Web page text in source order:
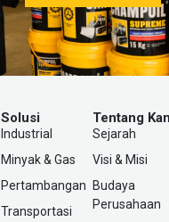
Solusi
Industrial
Minyak & Gas
Pertambangan
Transportasi
Tentang
Sejarah
Visi & Misi
Budaya
Perusahaan